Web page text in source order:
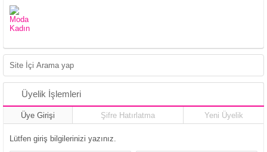
Moda
Kadın
Üyelik İşlemleri
Üye Girişi Şifre Hatırlatma Yeni Üyelik
Lütfen giriş bilgilerinizi yazınız.